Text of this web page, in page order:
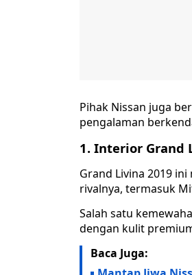
Pihak Nissan juga
pengalaman
1. Interior Grand
Grand Livina 2019
rivalnya, termasuk
Salah satu
dengan kulit
Baca Juga: